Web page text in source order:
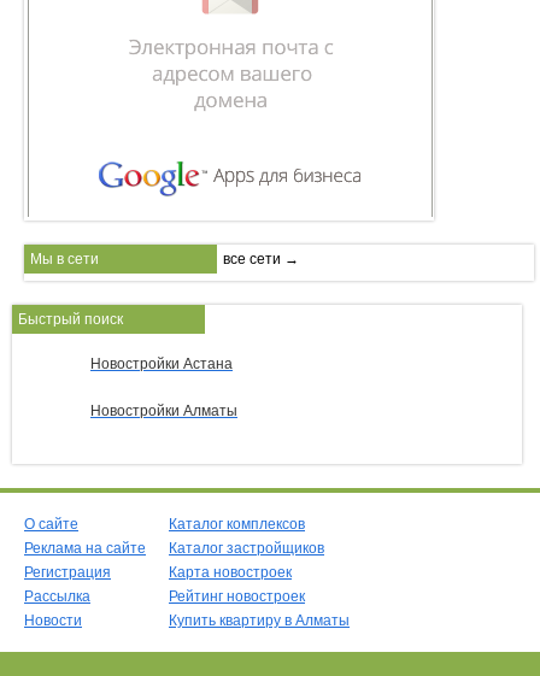
Мы в сети все сети →
Быстрый поиск
Новостройки Астана
Новостройки Алматы
О сайте
Реклама на сайте
Регистрация
Рассылка
Новости
Каталог комплексов
Каталог застройщиков
Карта новостроек
Рейтинг новостроек
Купить квартиру в Алматы